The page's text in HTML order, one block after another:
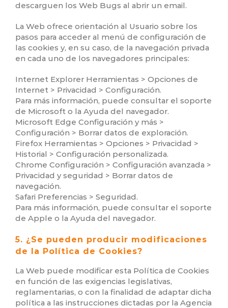
descarguen los Web Bugs al abrir un email.
La Web ofrece orientación al Usuario sobre los
pasos para acceder al menú de configuración de
las cookies y, en su caso, de la navegación privada
en cada uno de los navegadores principales:
Internet Explorer Herramientas > Opciones de
Internet > Privacidad > Configuración.
Para más información, puede consultar el soporte
de Microsoft o la Ayuda del navegador.
Microsoft Edge Configuración y más >
Configuración > Borrar datos de exploración.
Firefox Herramientas > Opciones > Privacidad >
Historial > Configuración personalizada.
Chrome Configuración > Configuración avanzada >
Privacidad y seguridad > Borrar datos de
navegación.
Safari Preferencias > Seguridad.
Para más información, puede consultar el soporte
de Apple o la Ayuda del navegador.
5. ¿Se pueden producir modificaciones
de la Política de Cookies?
La Web puede modificar esta Política de Cookies
en función de las exigencias legislativas,
reglamentarias, o con la finalidad de adaptar dicha
política a las instrucciones dictadas por la Agencia